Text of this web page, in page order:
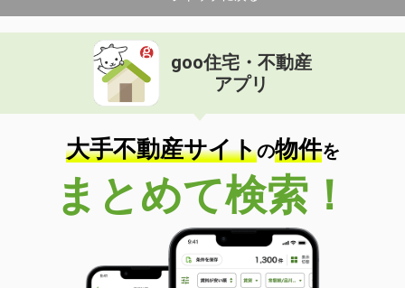
goo住宅・不動産
アプリ
大手不動産サイトの物件を
まとめて検索！